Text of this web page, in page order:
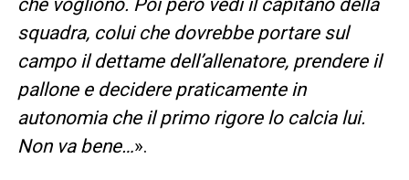
squadra, colui che dovrebbe portare sul
campo il dettame dell’allenatore, prendere il
pallone e decidere praticamente in
autonomia che il primo rigore lo calcia lui.
Non va bene…».